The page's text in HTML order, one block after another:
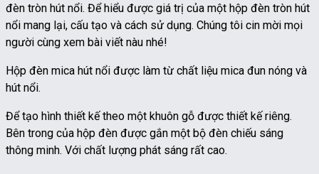
đèn tròn hút nổi. Để hiểu được giá trị của một hộp đèn tròn hút
nổi mang lại, cấu tạo và cách sử dụng. Chúng tôi cin mời mọi
người cùng xem bài viết nàu nhé!
Hộp đèn mica hút nổi được làm từ chất liệu mica đun nóng và
hút nổi.
Để tạo hình thiết kế theo một khuôn gỗ được thiết kế riêng.
Bên trong của hộp đèn được gắn một bộ đèn chiếu sáng
thông minh. Với chất lượng phát sáng rất cao.